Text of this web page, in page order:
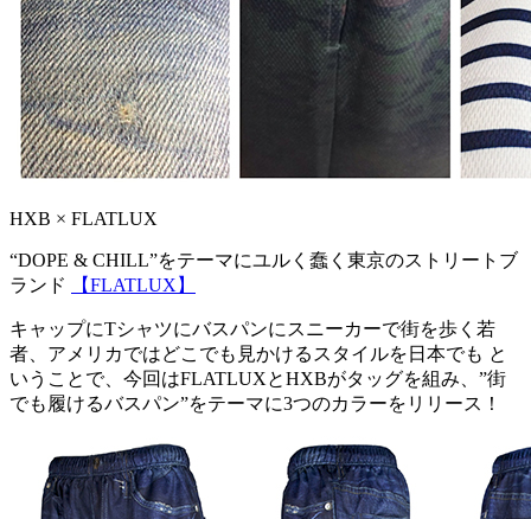
HXB × FLATLUX
“DOPE & CHILL”をテーマにユルく蠢く東京のストリートブ
ランド
【FLATLUX】
キャップにTシャツにバスパンにスニーカーで街を歩く若
者、アメリカではどこでも見かけるスタイルを日本でも と
いうことで、今回はFLATLUXとHXBがタッグを組み、”街
でも履けるバスパン”をテーマに3つのカラーをリリース！